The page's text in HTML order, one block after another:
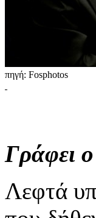
πηγή: Fosphotos
Γράφει
Λεφτά